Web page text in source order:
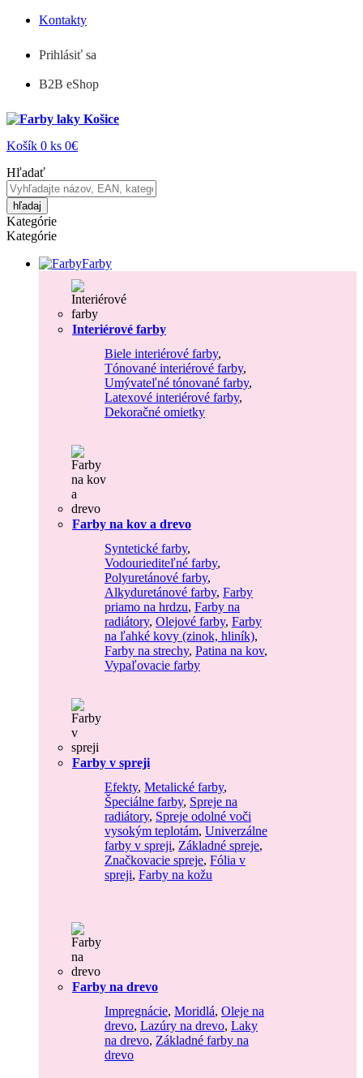
Kontakty
Prihlásiť sa
B2B eShop
Košík 0 ks 0€
Hľadať
hľadaj
Kategórie
Kategórie
Farby
Interiérové farby
Biele interiérové farby,
Tónované interiérové farby,
Umývateľné tónované farby,
Latexové interiérové farby,
Dekoračné omietky
Farby na kov a drevo
Syntetické farby,
Vodouriediteľné farby,
Polyuretánové farby,
Alkyduretánové farby, Farby
priamo na hrdzu, Farby na
radiátory, Olejové farby, Farby
na ľahké kovy (zinok, hliník),
Farby na strechy, Patina na kov,
Vypaľovacie farby
Farby v spreji
Efekty, Metalické farby,
Špeciálne farby, Spreje na
radiátory, Spreje odolné voči
vysokým teplotám, Univerzálne
farby v spreji, Základné spreje,
Značkovacie spreje, Fólia v
spreji, Farby na kožu
Farby na drevo
Impregnácie, Moridlá, Oleje na
drevo, Lazúry na drevo, Laky
na drevo, Základné farby na
drevo